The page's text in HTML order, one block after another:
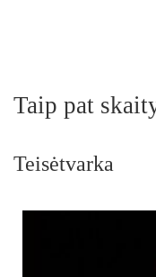
Taip pat
Teisėtvarka